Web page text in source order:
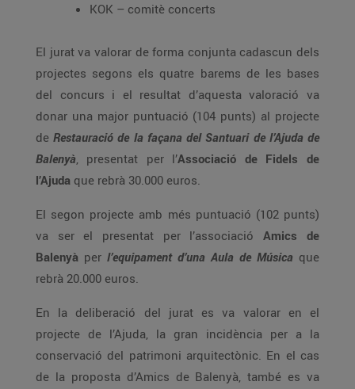
KOK – comitè concerts
El jurat va valorar de forma conjunta cadascun dels
projectes segons els quatre barems de les bases
del concurs i el resultat d’aquesta valoració va
donar una major puntuació (104 punts) al projecte
de Restauració de la façana del Santuari de l’Ajuda de
Balenyà, presentat per l’Associació de Fidels de
l’Ajuda que rebrà 30.000 euros.
El segon projecte amb més puntuació (102 punts)
va ser el presentat per l’associació Amics de
Balenyà per l’equipament d’una Aula de Música que
rebrà 20.000 euros.
En la deliberació del jurat es va valorar en el
projecte de l’Ajuda, la gran incidència per a la
conservació del patrimoni arquitectònic. En el cas
de la proposta d’Amics de Balenyà, també es va